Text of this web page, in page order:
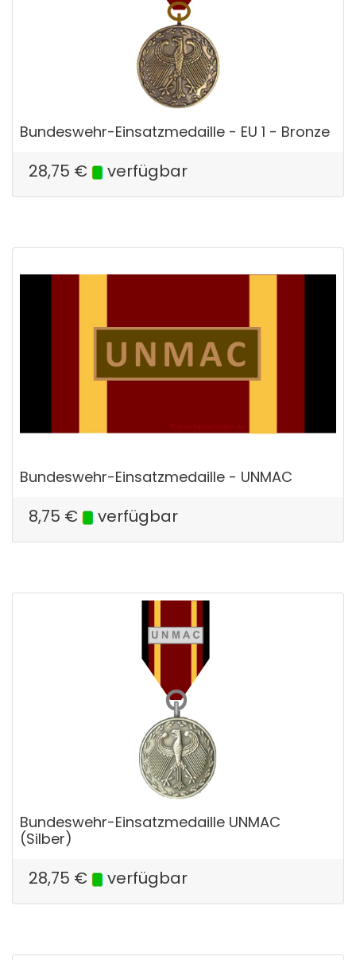
Bundeswehr-Einsatzmedaille - EU 1 - Bronze
28,75 € verfügbar
Bundeswehr-Einsatzmedaille - UNMAC
8,75 € verfügbar
Bundeswehr-Einsatzmedaille UNMAC
(Silber)
28,75 € verfügbar